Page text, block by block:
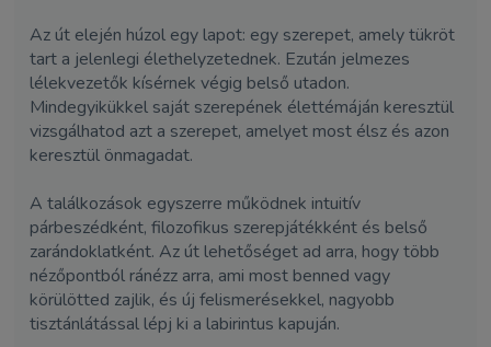
Az út elején húzol egy lapot: egy szerepet, amely tükröt
tart a jelenlegi élethelyzetednek. Ezután jelmezes
lélekvezetők kísérnek végig belső utadon.
Mindegyikükkel saját szerepének élettémáján keresztül
vizsgálhatod azt a szerepet, amelyet most élsz és azon
keresztül önmagadat.
A találkozások egyszerre működnek intuitív
párbeszédként, filozofikus szerepjátékként és belső
zarándoklatként. Az út lehetőséget ad arra, hogy több
nézőpontból ránézz arra, ami most benned vagy
körülötted zajlik, és új felismerésekkel, nagyobb
tisztánlátással lépj ki a labirintus kapuján.